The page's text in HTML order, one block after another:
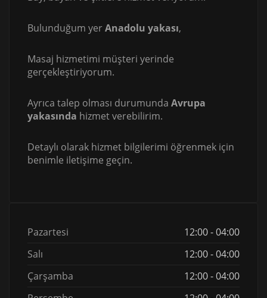
Bulunduğum yerAnadolu yakası,
Masaj hizmetimi müşteri yerinde
gerçekleştiriyorum.
Ayrıca talep olması durumunda Avrupa
yakasında hizmet verebilirim.
Detaylı olarak hizmet bilgilerimi öğrenmek için
benimle iletişime geçin.
Pazartesi
12:00 - 04:00
Salı
12:00 - 04:00
Çarşamba
12:00 - 04:00